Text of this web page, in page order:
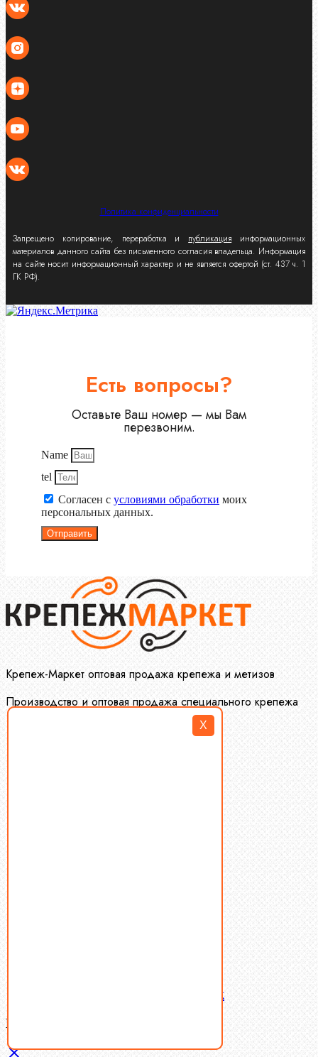
X
Политика конфиденциальности
Запрещено копирование, переработка и публикация информационных
материалов данного сайта без письменного согласия владельца. Информация
на сайте носит информационный характер и не является офертой (ст. 437 ч. 1
ГК РФ).
Есть вопросы?
Оставьте Ваш номер — мы Вам
перезвоним.
Name
tel
Согласен с условиями обработки моих
персональных данных.
Отправить
Крепеж-Маркет оптовая продажа крепежа и метизов
Производство и оптовая продажа специального крепежа
Латунный и бронзовый крепеж
Ваша корзина